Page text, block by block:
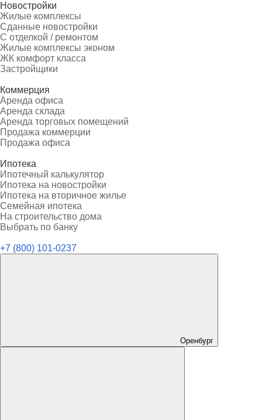
Новостройки
Жилые комплексы
Сданные новостройки
С отделкой / ремонтом
Жилые комплексы эконом
ЖК комфорт класса
Застройщики
Коммерция
Аренда офиса
Аренда склада
Аренда торговых помещений
Продажа коммерции
Продажа офиса
Ипотека
Ипотечный калькулятор
Ипотека на новостройки
Ипотека на вторичное жилье
Семейная ипотека
На строительство дома
Выбрать по банку
+7 (800) 101-0237
Оренбург